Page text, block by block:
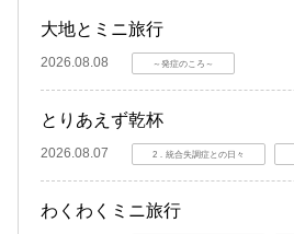
大地とミニ旅行
2026.08.08 ～発症のころ～
とりあえず乾杯
2026.08.07 2．統合失調症との日々
わくわくミニ旅行